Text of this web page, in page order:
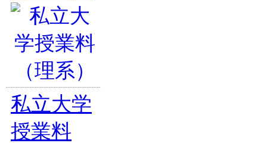
私立大学
授業料